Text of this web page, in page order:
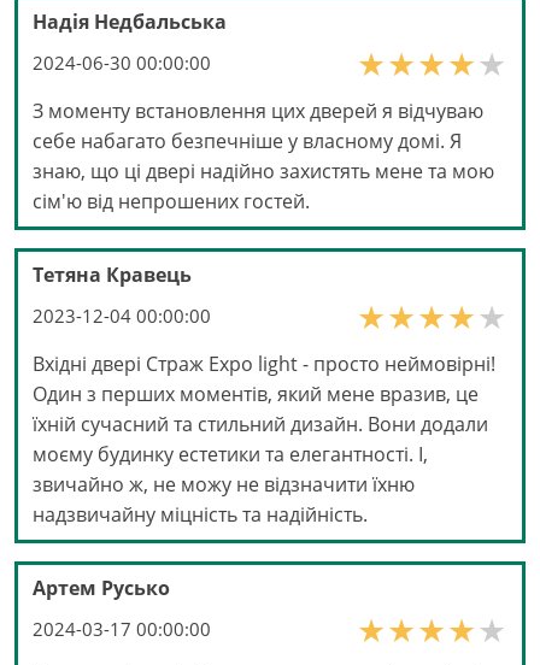
Надія Недбальська
2024-06-30 00:00:00
З моменту встановлення цих дверей я відчуваю
себе набагато безпечніше у власному домі. Я
знаю, що ці двері надійно захистять мене та мою
сім'ю від непрошених гостей.
Тетяна Кравець
2023-12-04 00:00:00
Вхідні двері Страж Expo light - просто неймовірні!
Один з перших моментів, який мене вразив, це
їхній сучасний та стильний дизайн. Вони додали
моєму будинку естетики та елегантності. І,
звичайно ж, не можу не відзначити їхню
надзвичайну міцність та надійність.
Артем Русько
2024-03-17 00:00:00